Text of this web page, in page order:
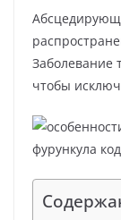
Заболевание
чтобы